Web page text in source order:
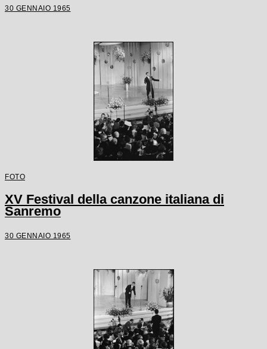
30 GENNAIO 1965
FOTO
XV Festival della canzone italiana di
Sanremo
30 GENNAIO 1965